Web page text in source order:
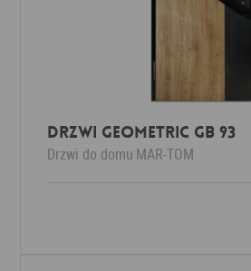
Drzwi Geometric GB 93
Drzwi do domu MAR-TOM